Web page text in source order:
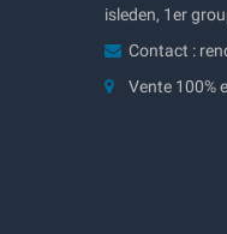
isleden, 1er
Contact :
Vente 100%